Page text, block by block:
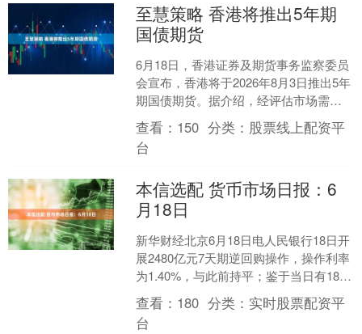
至慧策略 香港将推出5年期
国债期货
6月18日，香港证券及期货事务监察委员
会宣布，香港将于2026年8月3日推出5年
期国债期货。据介绍，经评估市场需求
和宏观环境后，5年期国债被选为首先在
香港交易及....
查看： 150 分类： 股票线上配资平
台
本信选配 货币市场日报：6
月18日
新华财经北京6月18日电人民银行18日开
展2480亿元7天期逆回购操作，操作利率
为1.40%，与此前持平；鉴于当日有1885
亿元7天期逆回购到期，公开市场实现
净....
查看： 180 分类： 实时股票配资平
台